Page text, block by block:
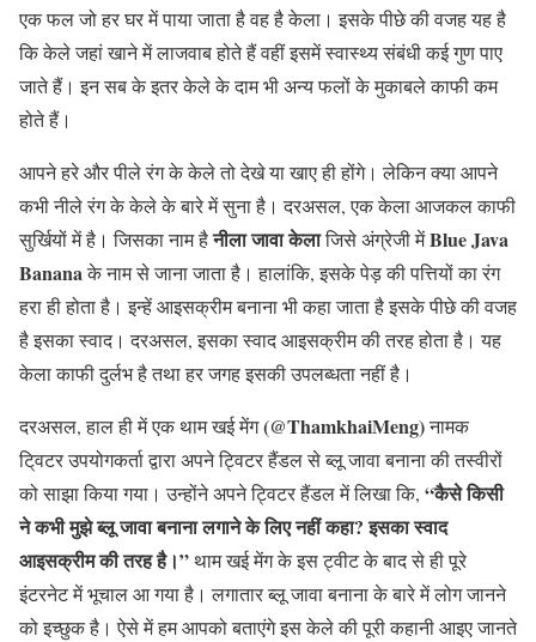
एक फल जो हर घर में पाया जाता है वह है केला। इसके पीछे की वजह यह है
कि केले जहां खाने में लाजवाब होते हैं वहीं इसमें स्वास्थ्य संबंधी कई गुण पाए
जाते हैं। इन सब के इतर केले के दाम भी अन्य फलों के मुकाबले काफी कम
होते हैं।
आपने हरे और पीले रंग के केले तो देखे या खाए ही होंगे। लेकिन क्या आपने
कभी नीले रंग के केले के बारे में सुना है। दरअसल, एक केला आजकल काफी
सुर्खियों में है। जिसका नाम हैनीला जावा केलाजिसे अंग्रेजी मेंBlue Java
Bananaके नाम से जाना जाता है। हालांकि, इसके पेड़ की पत्तियों का रंग
हरा ही होता है। इन्हें आइसक्रीम बनाना भी कहा जाता है इसके पीछे की वजह
है इसका स्वाद। दरअसल, इसका स्वाद आइसक्रीम की तरह होता है। यह
केला काफी दुर्लभ है तथा हर जगह इसकी उपलब्धता नहीं है।
दरअसल, हाल ही में एक थाम खई मेंग(@ThamkhaiMeng)नामक
टि्वटर उपयोगकर्ता द्वारा अपने ट्विटर हैंडल से ब्लू जावा बनाना की तस्वीरों
को साझा किया गया। उन्होंने अपने ट्विटर हैंडल में लिखा कि, “कैसे किसी
ने कभी मुझे ब्लू जावा बनाना लगाने के लिए नहीं कहा? इसका स्वाद
आइसक्रीम की तरह है।”थाम खई मेंग के इस ट्वीट के बाद से ही पूरे
इंटरनेट में भूचाल आ गया है। लगातार ब्लू जावा बनाना के बारे में लोग जानने
को इच्छुक है। ऐसे में हम आपको बताएंगे इस केले की पूरी कहानी आइए जानते